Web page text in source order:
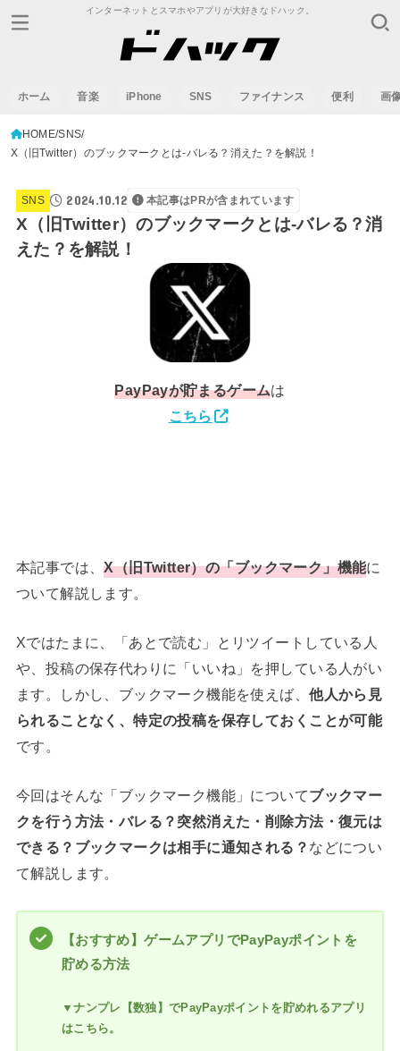
インターネットとスマホやアプリが大好きなドハック。
ホーム 音楽 iPhone SNS ファイナンス 便利 画
HOME SNS
X（旧Twitter）のブックマークとは-バレる？消えた？を解説！
SNS 2024.10.12 本記事はPRが含まれています
X（旧Twitter）のブックマークとは-バレる？消
えた？を解説！
PayPayが貯まるゲームは
こちら
本記事では、X（旧Twitter）の「ブックマーク」機能に
ついて解説します。
Xではたまに、「あとで読む」とリツイートしている人
や、投稿の保存代わりに「いいね」を押している人がい
ます。しかし、ブックマーク機能を使えば、他人から見
られることなく、特定の投稿を保存しておくことが可能
です。
今回はそんな「ブックマーク機能」についてブックマー
クを行う方法・バレる？突然消えた・削除方法・復元は
できる？ブックマークは相手に通知される？ などについ
て解説します。
【おすすめ】ゲームアプリでPayPayポイントを
貯める方法
▼ナンプレ【数独】でPayPayポイントを貯めれるアプリ
はこちら。